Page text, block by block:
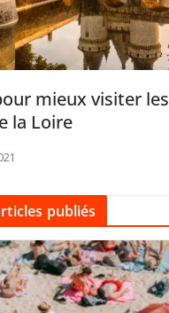
mieux visiter les
la Loire
publiés